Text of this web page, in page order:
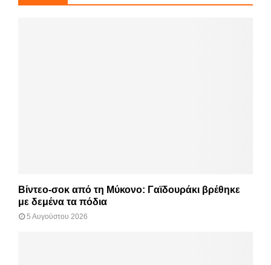
Βίντεο-σοκ από τη Μύκονο: Γαϊδουράκι βρέθηκε
με δεμένα τα πόδια
5 Αυγούστου 2026